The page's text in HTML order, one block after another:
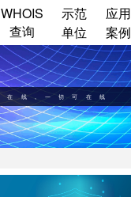
WHOIS
查询
示范
单位
应用
案例
.在线,一切可在线